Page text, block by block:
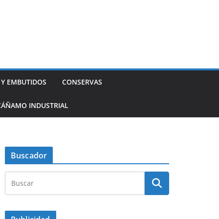
EMBUTIDOS CONSERVAS
INDUSTRIAL
Buscador